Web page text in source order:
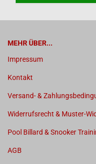
MEHR ÜBER...
Impressum
Kontakt
Versand- &
Widerrufsrecht & Muster-
Pool Billard & Snooker
AGB